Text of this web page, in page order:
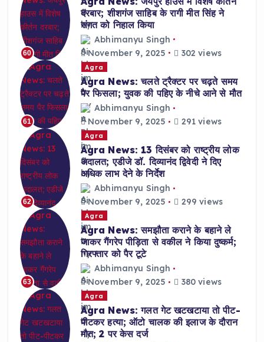
60
दरबार; शीशगंज साहिब के रागी मीत सिंह ने
संगत को निहाल किया
Abhimanyu Singh
November 9, 2025
302 views
61
Agra
Agra News: चलते ट्रैक्टर पर चढ़ते समय
पैर फिसला; युवक की पहिए के नीचे आने से मौत
Abhimanyu Singh
November 9, 2025
291 views
62
Agra
Agra News: 13 दिसंबर को राष्ट्रीय लोक
अदालत; एडीजे डॉ. दिव्यानंद द्विवेदी ने दिए
अधिक लाभ देने के निर्देश
Abhimanyu Singh
November 9, 2025
299 views
63
Agra
Agra News: समझौता कराने के बहाने ले
जाकर गैंगरेप पीड़िता से वकील ने किया दुष्कर्म;
गिरफ्तार को पैर टूटे
Abhimanyu Singh
November 9, 2025
380 views
Agra
Agra News: गलत गेट खटखटाया तो पीट-
पीटकर हत्या; ऑटो चालक की इलाज के दौरान
मौत; 2 पर केस दर्ज